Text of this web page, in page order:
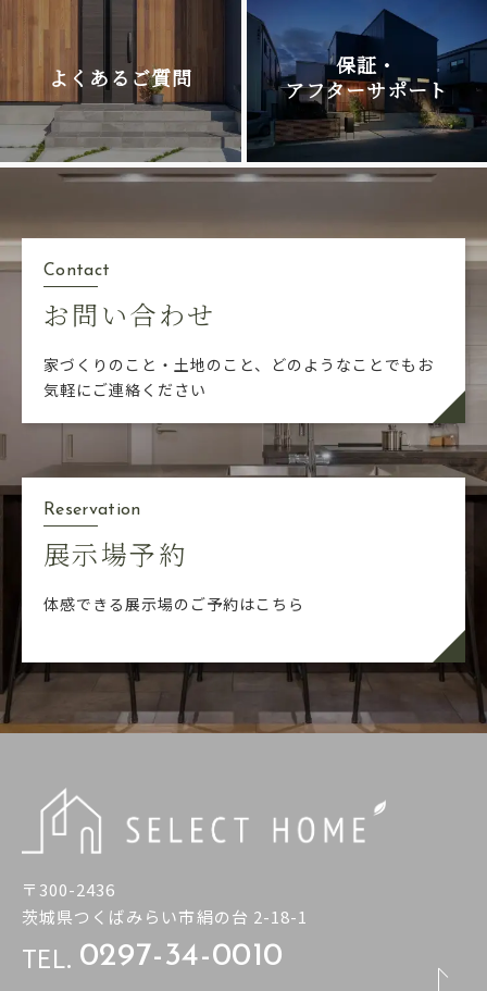
よくあるご質問
保証・
アフターサポート
Contact
お問い合わせ
家づくりのこと・土地のこと、どのようなことでも お
気軽にご連絡ください
Reservation
展示場予約
体感できる展示場のご予約はこちら
〒300-2436
茨城県つくばみらい市絹の台 2-18-1
TEL. 0297-34-0010